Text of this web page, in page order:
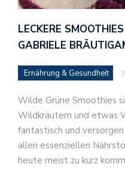
LECKERE
GABRIELE
Ernährung & Gesundheit
Wilde Grüne Smoothies
Wildkräutern und etwas
fantastisch und
allen essenziellen
heute meist zu kurz